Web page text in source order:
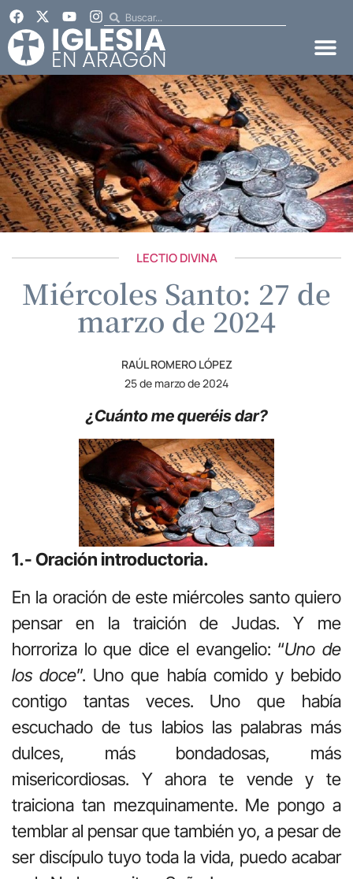
LECTIO DIVINA
Miércoles Santo: 27 de
marzo de 2024
RAÚL ROMERO LÓPEZ
25 de marzo de 2024
¿Cuánto me queréis dar?
1.- Oración introductoria.
En la oración de este miércoles santo quiero
pensar en la traición de Judas. Y me
horroriza lo que dice el evangelio: “Uno de
los doce”. Uno que había comido y bebido
contigo tantas veces. Uno que había
escuchado de tus labios las palabras más
dulces, más bondadosas, más
misericordiosas. Y ahora te vende y te
traiciona tan mezquinamente. Me pongo a
temblar al pensar que también yo, a pesar de
ser discípulo tuyo toda la vida, puedo acabar